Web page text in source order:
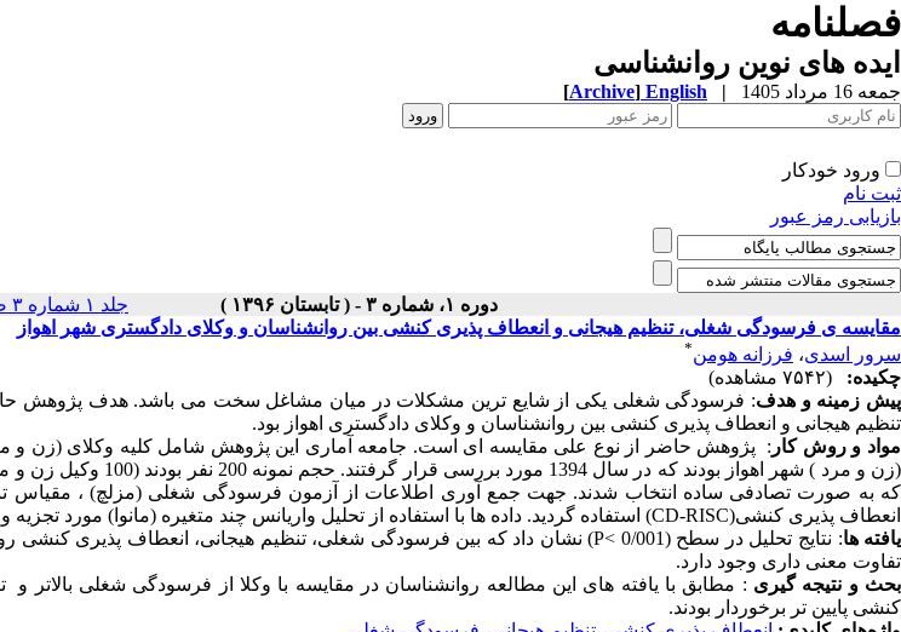
فصلنامه
ایده های نوین روانشناسی
جمعه 16 مرداد 1405 |
English
[Archive]
ورود خودکار
ثبت نام
بازیابی رمز عبور
دوره ۱، شماره ۳ - ( تابستان ۱۳۹۶ ) جلد ۱ شماره ۳ صفحات ۹-۱
مقایسه ی فرسودگی شغلی، تنظیم هیجانی و انعطاف پذیری کنشی بین روانشناسان و وکلای دادگستری شهر اهواز
سرور اسدی، فرزانه هومن*
چکیده:
(۷۵۴۲ مشاهده)
پیش زمینه و هدف: فرسودگی شغلی یکی از شایع ترین مشکلات در میان مشاغل سخت می باشد. هدف پژوهش
تنظیم هیجانی و انعطاف پذیری کنشی بین روانشناسان و وکلای دادگستری اهواز بود.
مواد و روش کار : پژوهش حاضر از نوع علی مقایسه ای است. جامعه آماری این پژوهش شامل کلیه وکلای (زن و
که به صورت تصادفی ساده انتخاب شدند. جهت جمع آوری اطلاعات از آزمون فرسودگی شغلی (مزلچ) ، مقیاس
انعطاف پذیری کنشی(CD-RISC) استفاده گردید. داده ها با استفاده از تحلیل واریانس چند متغیره (مانوا) مورد تجزیه
یافته ها: نتایج تحلیل در سطح (0/001 P< ) نشان داد که بین فرسودگی شغلی، تنظیم هیجانی، انعطاف پذیری کنشی
تفاوت معنی داری وجود دارد.
بحث و نتیجه گیری : مطابق با یافته های این مطالعه روانشناسان در مقایسه با وکلا از فرسودگی شغلی بالاتر
کنشی پایین تر برخوردار بودند.